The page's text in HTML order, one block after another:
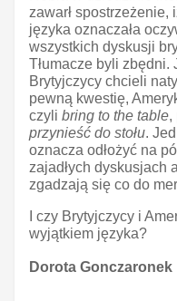
zawarł
języka oznaczała
wszystkich dyskusji
Tłumacze byli
Brytyjczycy chcieli
pewną kwestię,
czyli bring to the table,
przynieść do stołu.
oznacza odłożyć na
zajadłych dyskusjach
zgadzają się co do
I czy Brytyjczycy i
wyjątkiem języka?
Dorota Gonczaronek